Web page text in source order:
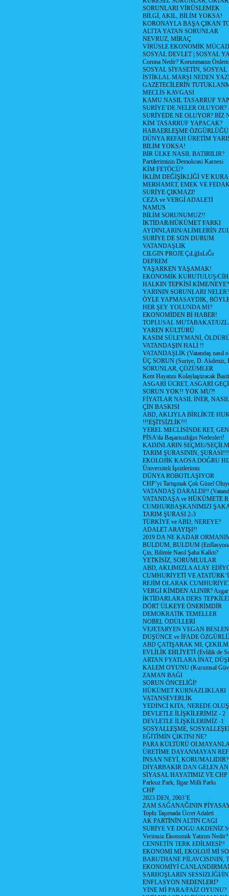
SORUNLARI VİRÜSLEMEK
BİLGİ, AKIL, BİLİM YOKSA!
KORONAYLA BAŞA ÇIKAN
ALTTA YATAN SORUNLAR
NEVRUZ, MİRAÇ
VİRÜSLE EKONOMİK
SOSYAL DEVLET | SOSYAL
Corona Nedir? Korunmanın
SOSYAL SİYASETİN,
İSTİKLAL MARŞI NEDEN
GAZETECİLERİN
MECLİS KAVGASI
KAMU NASIL TASARRUF
SURİYE’DE NELER OLUYOR?
SURİYEDE NE OLUYOR? BİZ
KİM TASARRUF YAPACAK?
HABAERLEŞME
DÜNYA REFAH ÜRETİM
BİLİM YOKSA!
BİR ÜLKE NASIL BATIRILIR?
Partilerimizin Demokrasi Karnesi
KİM FETÖCÜ?
İKLİM DEĞİŞİKLİĞİ VE
MERHAMET, EMEK VE
SURİYE ÇIKMAZI!
CEZA ve VERGİ ADALETİ
NAMUS
BİLİM SORUNUMUZ!!
İKTİDAR/HÜKÜMET FARKI
AYDINLARIN/ALİMLERİN
SURİYE DE SON DURUM
VATANDAŞLIK
CILGIN PROJE ÇıLğInLıĞı
DEPREM
YAŞARKEN YAŞAMAK!
EKONOMİK KURUTULUŞ/
HALKIN TEPKİSİ KİME/NEYE?
YARININ SORUNLARI NELER?
ÖYLE YAPMASAYDIK,
HER ŞEY YOLUNDA MI?
EKONOMİDEN Bİ HABER!
TOPLUSAL MUTABAKAT/
YAREN KÜLTÜRÜ
KASIM SÜLEYMANİ,
VATANDAŞIN HALİ !!
VATANDAŞLIK (Vatandaş nasıl
ÜÇ SORUN (Suriye, D. Akdeniz,
SORUNLAR, ÇÖZÜMLER
Kent Hayatını Kolaylaştıracak
ASGARİ ÜCRET, ASGARİ
SORUN YOK!! YOK MU?!
FİYATLAR NASIL İNER,
ÇİN BASKISI
ABD, AKLIYLA BİRLİKTE
!!!EŞİTSİZLİK!!!
YEREL MECLİSİNDE RET,
PİSA'da Başarısızlığın Nedenleri!
KADINLARIN SEÇME//
TARIM ŞURASININ, ŞURASI!!!
EKOLOJİK KAOSA DOĞRU
Üniversiteli İşsizlerimiz
DÜNYA ROBOTLAŞIYOR
CHP’yi Tartışmak Çok Güzel
VATANDAŞ DARALDI!!
VATANDAŞA ve HÜKÜMETE
CUMHURBAŞKANIMIZI
TARIM ŞURASI 2-3
TÜRKİYE ve ABD, NEREYE?
ADALET ARAYIŞI!!
2019 DA NE KADAR
BULDUM, BULDUM
Çin, Bilimle Nasıl Şaha Kalktı?
YETKİSİZ, SORUMLULAR
ABD, AKLIMIZLA ALAY
CUMHURİYETİ VE
REJİM OLARAK
VERGİ KİMDEN ALINIR?
İKTİDARLARA DERS
DÖRT ÜLKEYE ÖNERİMDİR
DEMOKRATİK TEMELLER
NOBEL ÖDÜLLERİ
VEJETARYEN VEGAN
DÜŞÜNCE ve İFADE
ABD ÇATIŞARAK MI,
EVLİLİK EHLİYETİ (Evlilik de
ARTAN FYATLARA İNAT,
KALEM OYUNU (Kurumsal
ZAMAN BAĞI
SORUN ÖNCELİĞİ!
HÜKÜMET KURNAZLIKLARI
VATANSEVERLİK
YEDİNCİ KITA, NEREDE
DEVLETLE İLİŞKİLERİMİZ - 2
DEVLETLE İLİŞKİLERİMİZ -1
SOSYALLEŞME,
EĞİTİMİN ÇIKTISI NE?
PARA KÜLTÜRÜ
ÜRETİME DAYANMAYAN
İNSAN NEYİ, KORUMALIDIR?
DİYARBAKIR DAN GELEN
SİYASAL HAYATIMIZ VE CHP
Parksız Park, Ilgaz Milli Parkı
CHP
2023 DEN, 2003’E
ZAM SAĞANAĞININ
Toplu Taşımada Ücret Adaleti
AK PARTİNİN ALTIN CAGI
SURİYE VE DOGU AKDENİZ
Verimsiz Ekonomik Yatırım Nedir?
CENNETİN TERK EDİLMESİ!!
EKONOMİ Mİ, EKOLOJİ Mİ
BARUTHANE PİLAVCISININ,
EKONOMİYİ
SARHOŞLARIN SESSİZLİĞİ/
ENFLASYON NEDENLERİ?
YİNE Mİ PARA/FAİZ OYUNU?